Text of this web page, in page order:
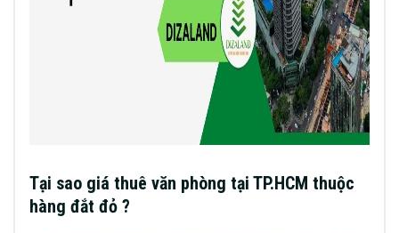
Tại sao giá thuê văn phòng tại TP.HCM thuộc
hàng đắt đỏ ?